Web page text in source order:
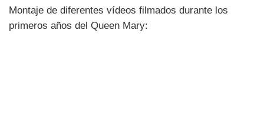
Montaje de diferentes vídeos filmados durante los
primeros años del Queen Mary: